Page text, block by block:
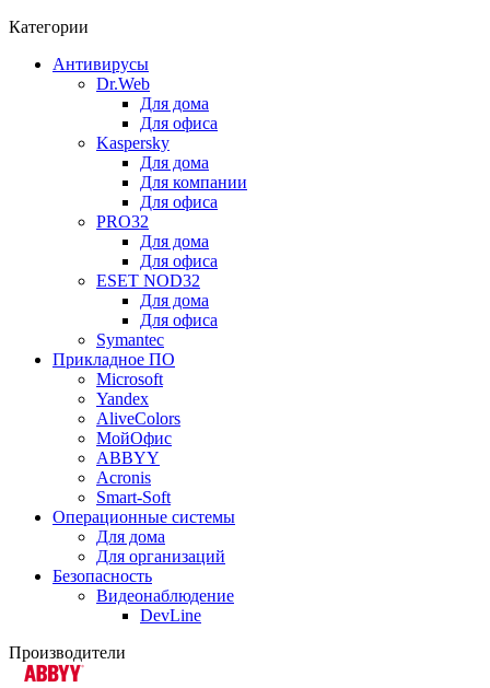
Категории
Антивирусы
Dr.Web
Для дома
Для офиса
Kaspersky
Для дома
Для компании
Для офиса
PRO32
Для дома
Для офиса
ESET NOD32
Для дома
Для офиса
Symantec
Прикладное ПО
Microsoft
Yandex
AliveColors
МойОфис
ABBYY
Acronis
Smart-Soft
Операционные системы
Для дома
Для организаций
Безопасность
Видеонаблюдение
DevLine
Производители